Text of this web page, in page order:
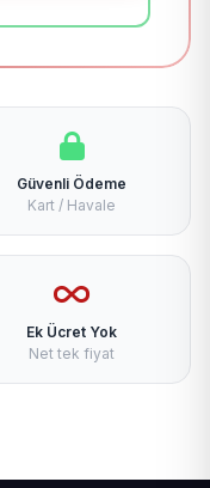
Güvenli Ödeme
Kart / Havale
Ek Ücret Yok
Net tek fiyat